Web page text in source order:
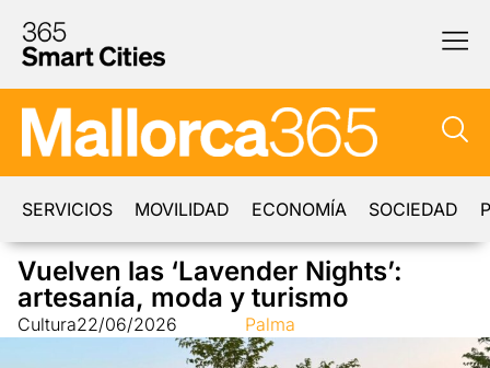
SERVICIOS MOVILIDAD ECONOMÍA SOCIEDAD
Vuelven las ‘Lavender Nights’:
artesanía, moda y turismo
Cultura22/06/2026 Palma